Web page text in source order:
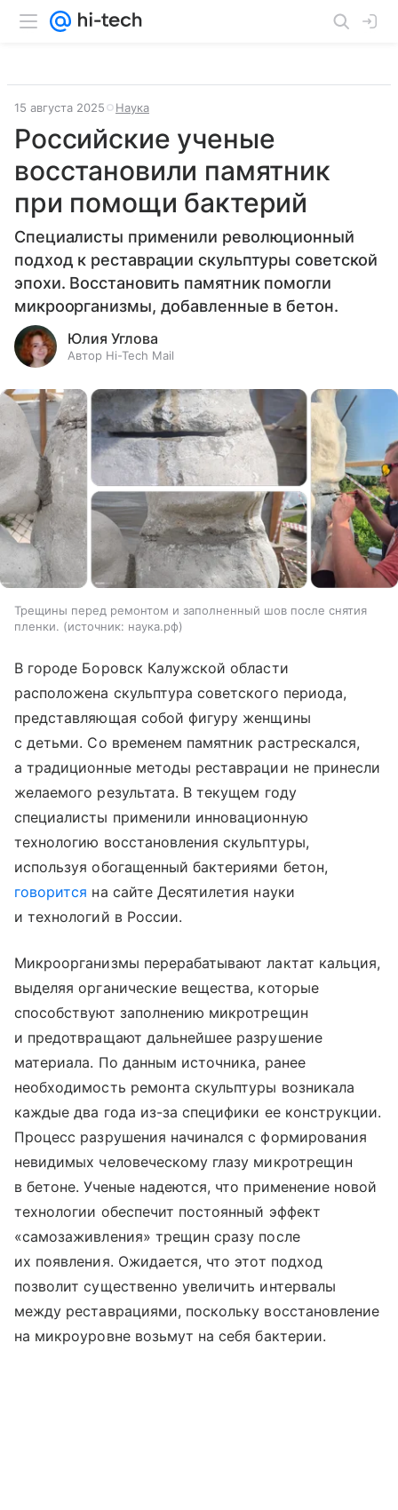
15 августа 2025 Наука
Российские ученые
восстановили памятник
при помощи бактерий
Специалисты применили революционный
подход к реставрации скульптуры советской
эпохи. Восстановить памятник помогли
микроорганизмы, добавленные в бетон.
Юлия Углова
Автор Hi-Tech Mail
Трещины перед ремонтом и заполненный шов после снятия
пленки.
источник: наука.рф
В городе Боровск Калужской области
расположена скульптура советского периода,
представляющая собой фигуру женщины
с детьми. Со временем памятник растрескался,
а традиционные методы реставрации не принесли
желаемого результата. В текущем году
специалисты применили инновационную
технологию восстановления скульптуры,
используя обогащенный бактериями бетон,
говорится на сайте Десятилетия науки
и технологий в России.
Микроорганизмы перерабатывают лактат кальция,
выделяя органические вещества, которые
способствуют заполнению микротрещин
и предотвращают дальнейшее разрушение
материала. По данным источника, ранее
необходимость ремонта скульптуры возникала
каждые два года из-за специфики ее конструкции.
Процесс разрушения начинался с формирования
невидимых человеческому глазу микротрещин
в бетоне. Ученые надеются, что применение новой
технологии обеспечит постоянный эффект
«самозаживления» трещин сразу после
их появления. Ожидается, что этот подход
позволит существенно увеличить интервалы
между реставрациями, поскольку восстановление
на микроуровне возьмут на себя бактерии.